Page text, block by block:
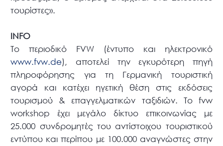
τουρίστες».
INFO
Το περιοδικό FVW (έντυπο και ηλεκτρονικό
www.fvw.de), αποτελεί την εγκυρότερη πηγή
πληροφόρησης για τη Γερμανική τουριστική
αγορά και κατέχει ηγετική θέση στις εκδόσεις
τουρισμού & επαγγελματικών ταξιδιών. Το fvw
workshop έχει μεγάλο δίκτυο επικοινωνίας με
25.000 συνδρομητές του αντίστοιχου τουριστικού
εντύπου και περίπου με 100.000 αναγνώστες στην